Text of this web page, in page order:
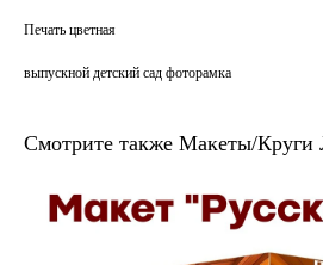
Печать цветная
выпускной детский сад фоторамка
Смотрите также Макеты/Круги